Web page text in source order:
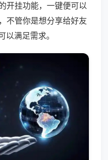
开挂功能，一键便可以
不管你是想分享给好友
以满足需求。